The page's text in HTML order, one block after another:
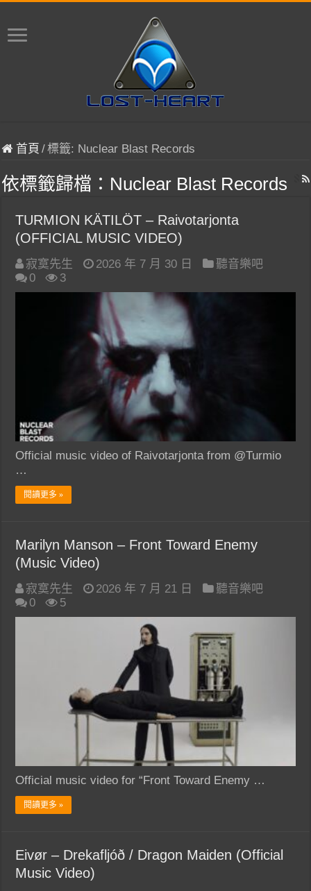
首頁 /標籤: Nuclear Blast Records
依標籤歸檔： Nuclear Blast Records
TURMION KÄTILÖT – Raivotarjonta
(OFFICIAL MUSIC VIDEO)
寂寞先生 2026 年 7 月 30 日
聽音樂吧
0
3
Official music video of Raivotarjonta from @Turmio
…
閱讀更多 »
Marilyn Manson – Front Toward Enemy
(Music Video)
寂寞先生 2026 年 7 月 21 日
聽音樂吧
0
5
Official music video for “Front Toward Enemy …
閱讀更多 »
Eivør – Drekafljóð / Dragon Maiden (Official
Music Video)